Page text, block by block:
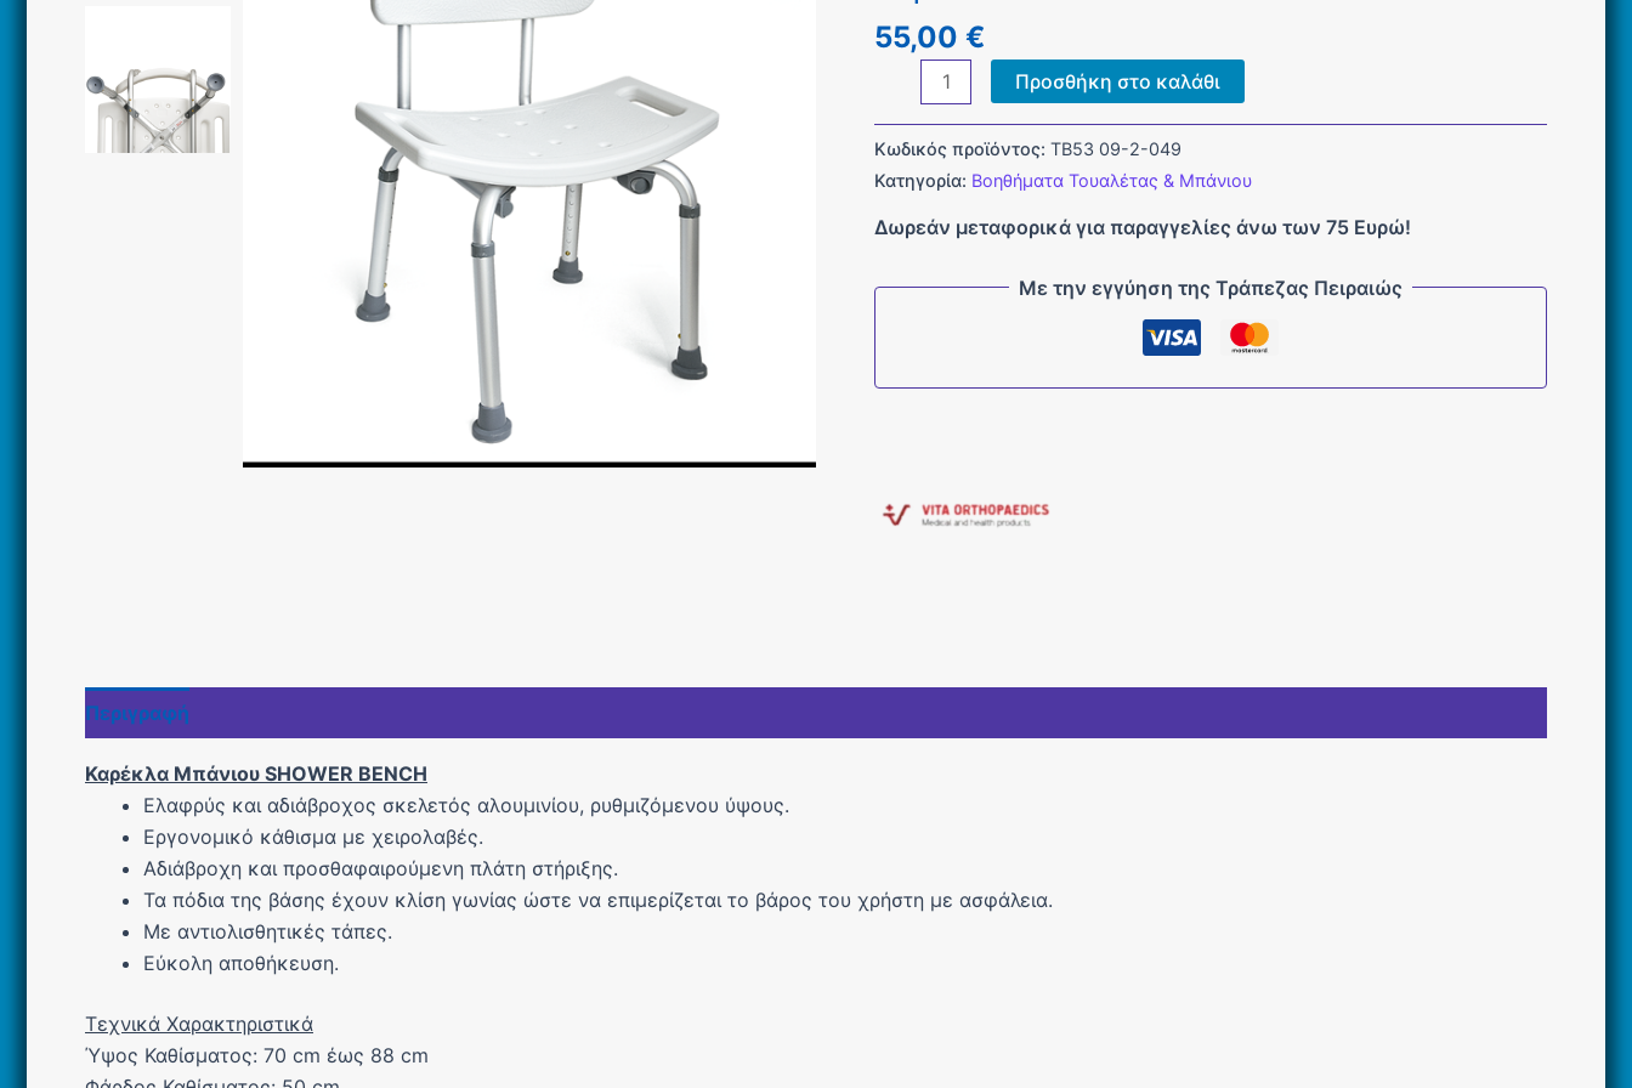
55,00€
Καρέκλα
Μπάνιου
SHOWER
BENCH
Προσθήκη στο καλάθι
Κωδικός προϊόντος:ΤΒ53 09-2-049
Κατηγορία: Βοηθήματα Τουαλέτας & Μπάνιου
Δωρεάν μεταφορικά για παραγγελίες άνω των 75 Ευρώ!
Με την εγγύηση της Τράπεζας Πειραιώς
Περιγραφή
Καρέκλα Μπάνιου SHOWER BENCH
Ελαφρύς και αδιάβροχος σκελετός αλουµινίου, ρυθµιζόµενου ύψους.
Εργονοµικό κάθισµα µε χειρολαβές.
Αδιάβροχη και προσθαφαιρούµενη πλάτη στήριξης.
Τα πόδια της βάσης έχουν κλίση γωνίας ώστε να επιµερίζεται το βάρος του χρήστη µε ασφάλεια.
Με αντιολισθητικές τάπες.
Εύκολη αποθήκευση.
Τεχνικά Χαρακτηριστικά
Ύψος Καθίσματος: 70 cm έως 88 cm